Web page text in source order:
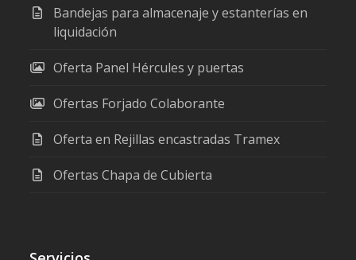
Bandejas para almacenaje y estanterías en
liquidación
Oferta Panel Hércules y puertas
Ofertas Forjado Colaborante
Oferta en Rejillas encastradas Tramex
Ofertas Chapa de Cubierta